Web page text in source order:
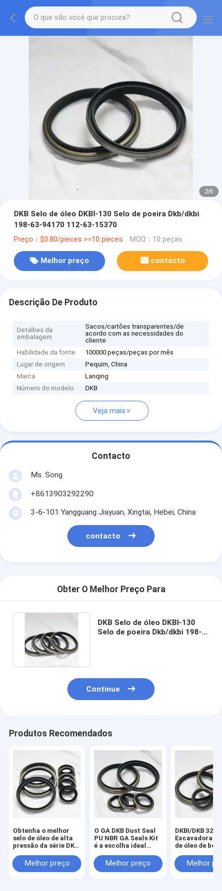
2/6
DKB Selo de óleo DKBI-130 Selo de poeira Dkb/dkbi
198-63-94170 112-63-15370
Preço：$0.80/pieces >=10 pieces MOQ：10 peças
Melhor preço contacto
Descrição De Produto
Detalhes da
embalagem
Sacos/cartões transparentes/de
acordo com as necessidades do
cliente
Habilidade da fonte
100000 peças/peças por mês
Lugar de origem
Pequim, China
Marca
Lanqing
Número do modelo
DKB
Veja mais
Contacto
Ms. Song
+8613903292290
3-6-101 Yangguang Jiayuan, Xingtai, Hebei, China
contacto
Obter O Melhor Preço Para
DKB Selo de óleo DKBI-130
Selo de poeira Dkb/dkbi 198-
Continue
Produtos Recomendados
Obtenha o melhor
selo de óleo de alta
pressão da série DKB
de fornecedores
confiáveis
Melhor preço
O GA DKB Dust Seal
PU NBR GA Seals Kit
é a escolha ideal
indústrias de
vedação
Melhor preço
DKBI/DKB
Excavadora
de óleo de
transparente
embalagem
Melhor